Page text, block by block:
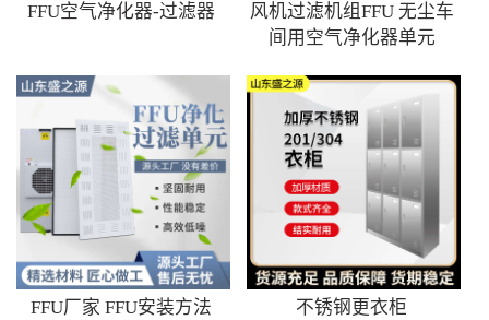
FFU空气净化器-过滤器
风机过滤机组FFU 无尘车
间用空气净化器单元
FFU厂家 FFU安装方法
不锈钢更衣柜